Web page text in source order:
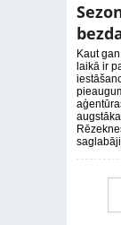
Kaut
laikā ir